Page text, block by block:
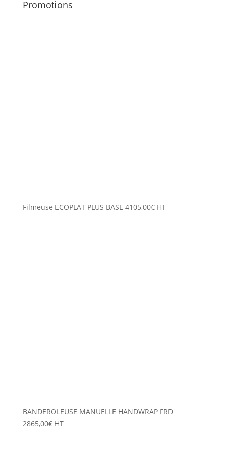
Promotions
Filmeuse ECOPLAT PLUS BASE 4105,00€ HT
BANDEROLEUSE MANUELLE HANDWRAP FRD
2865,00€ HT